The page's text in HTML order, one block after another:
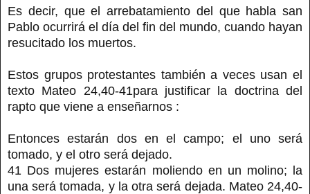
Es decir, que el arrebatamiento del que habla san
Pablo ocurrirá el día del fin del mundo, cuando hayan
resucitado los muertos.
Estos grupos protestantes también a veces usan el
texto Mateo 24,40-41para justificar la doctrina del
rapto que viene a enseñarnos :
Entonces estarán dos en el campo; el uno será
tomado, y el otro será dejado.
41 Dos mujeres estarán moliendo en un molino; la
una será tomada, y la otra será dejada. Mateo 24,40-